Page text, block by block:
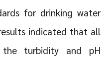
for drinking water
indicated that all
the turbidity and pH